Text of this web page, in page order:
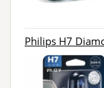
Philips H7